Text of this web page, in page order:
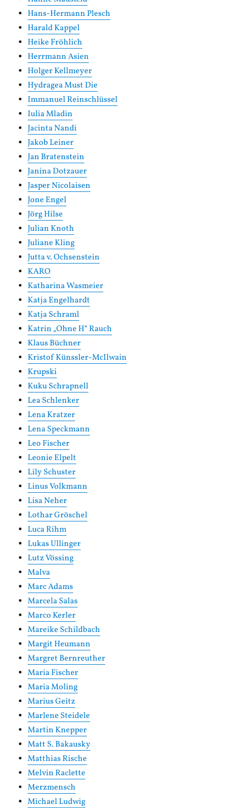
Hans-Hermann Plesch
Harald Kappel
Heike Fröhlich
Herrmann Asien
Holger Kellmeyer
Hydragea Must Die
Immanuel Reinschlüssel
Iulia Mladin
Jacinta Nandi
Jakob Leiner
Jan Bratenstein
Janina Dotzauer
Jasper Nicolaisen
Jone Engel
Jörg Hilse
Julian Knoth
Juliane Kling
Jutta v. Ochsenstein
KARO
Katharina Wasmeier
Katja Engelhardt
Katja Schraml
Katrin „Ohne H“ Rauch
Klaus Büchner
Kristof Künssler-McIlwain
Krupski
Kuku Schrapnell
Lea Schlenker
Lena Kratzer
Lena Speckmann
Leo Fischer
Leonie Elpelt
Lily Schuster
Linus Volkmann
Lisa Neher
Lothar Gröschel
Luca Rihm
Lukas Ullinger
Lutz Vössing
Malva
Marc Adams
Marcela Salas
Marco Kerler
Mareike Schildbach
Margit Heumann
Margret Bernreuther
Maria Fischer
Maria Moling
Marius Geitz
Marlene Steidele
Martin Knepper
Matt S. Bakausky
Matthias Rische
Melvin Raclette
Merzmensch
Michael Ludwig